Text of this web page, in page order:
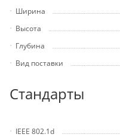
Ширина
Высота
Глубина
Вид поставки
Стандарты
IEEE 802.1d